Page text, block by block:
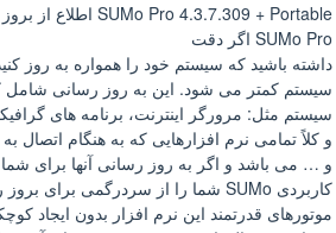
SUMo Pro 4.3.7.309 + Portable اطلاع از بروز رسانی نرم افزارهای نصب شده
SUMo Pro اگر دقت
داشته باشید که سیستم خود را همواره به روز
سیستم کمتر می شود. این به روز رسانی شامل
سیستم مثل: مرورگر اینترنت، برنامه های
و کلاً تمامی نرم افزارهایی که به هنگام اتصال
و … می باشد و اگر به روز رسانی آنها برای
کاربردی SUMo شما را از سردرگمی برای بروز رسانی سیستم نجات می دهد.
موتورهای قدرتمند این نرم افزار بدون ایجاد